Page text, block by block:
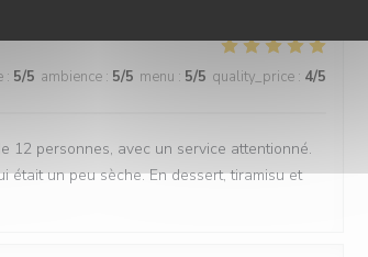
: 5/5 ambience : 5/5 menu : 5/5 quality_price : 4/5
12 personnes, avec un service attentionné.
un peu sèche. En dessert, tiramisu et